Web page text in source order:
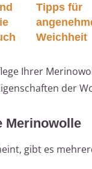
Tipps für
Weichheit
Ihrer
der
Merinowolle
gibt es